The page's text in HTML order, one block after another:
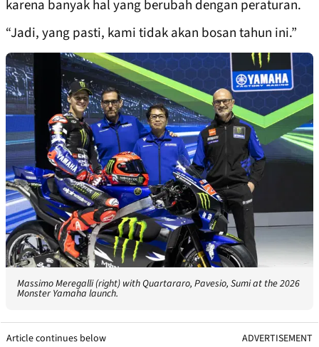
karena banyak hal yang berubah dengan peraturan.
“Jadi, yang pasti, kami tidak akan bosan tahun ini.”
Massimo Meregalli (right) with Quartararo, Pavesio, Sumi at the 2026
Monster Yamaha launch.
Article continues below ADVERTISEMENT